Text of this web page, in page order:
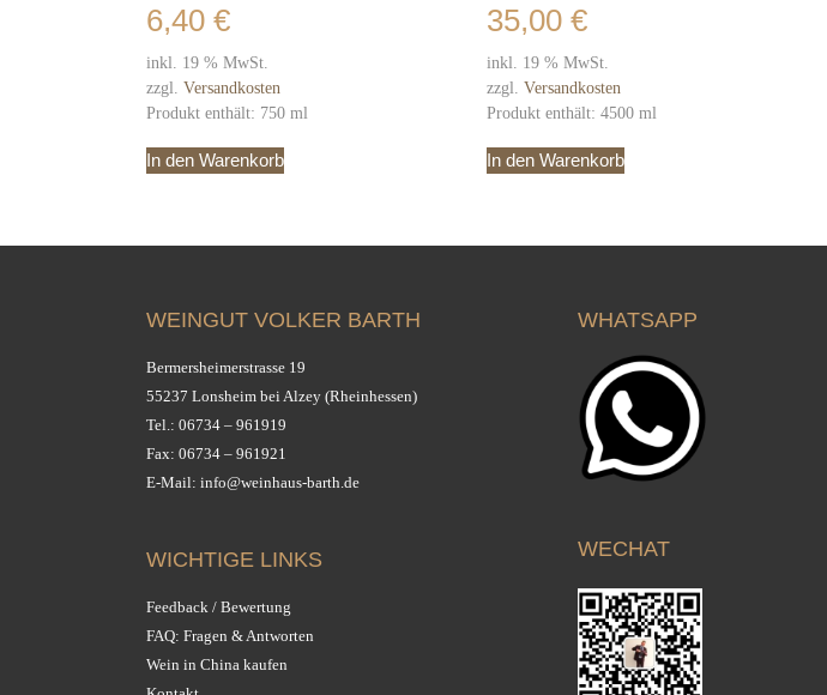
6,40 €
inkl. 19 % MwSt.
zzgl. Versandkosten
Produkt enthält: 750 ml
In den Warenkorb
35,00€
inkl. 19 % MwSt.
zzgl.Versandkosten
Produkt enthält: 4500ml
In den Warenkorb
WEINGUT VOLKER BARTH
Bermersheimerstrasse 19
55237 Lonsheim bei Alzey (Rheinhessen)
Tel.: 06734 – 961919
Fax: 06734 – 961921
E-Mail: info@weinhaus-barth.de
WICHTIGE LINKS
Feedback / Bewertung
FAQ: Fragen & Antworten
Wein in China kaufen
WHATSAPP
WECHAT